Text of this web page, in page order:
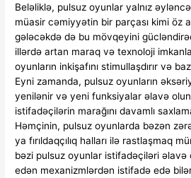
Beləliklə, pulsuz oyunlar yalnız
müasir cəmiyyətin bir parçası kimi öz
gələcəkdə də bu mövqeyini
illərdə artan maraq və texnoloji
oyunların inkişafını stimullaşdırır və
Eyni zamanda, pulsuz oyunların
yenilənir və yeni funksiyalar əlavə
istifadəçilərin marağını davamlı
Həmçinin, pulsuz oyunlarda bəzən
ya fırıldaqçılıq halları ilə rastlaşmaq
bəzi pulsuz oyunlar istifadəçiləri
edən mexanizmlərdən istifadə edə